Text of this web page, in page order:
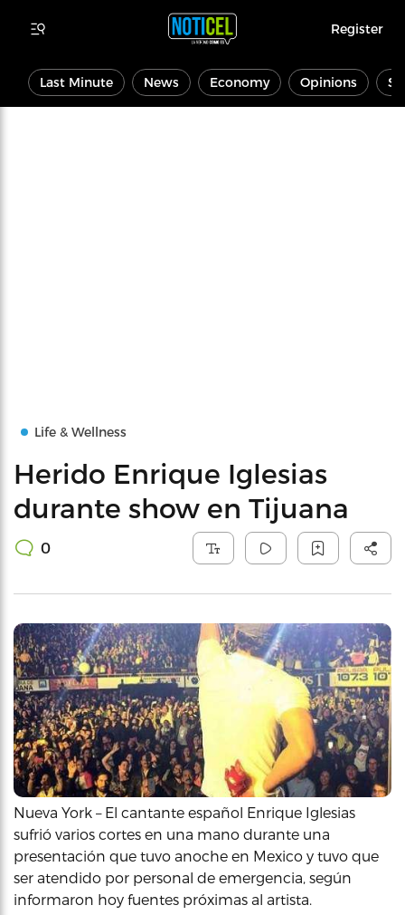
Register
Last Minute News Economy Opinions
Life & Wellness
Herido Enrique Iglesias
durante show en Tijuana
0
Nueva York – El cantante español Enrique Iglesias
sufrió varios cortes en una mano durante una
presentación que tuvo anoche en Mexico y tuvo que
ser atendido por personal de emergencia, según
informaron hoy fuentes próximas al artista.